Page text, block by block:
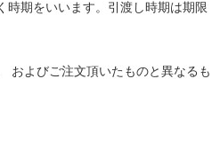
時期をいいます。引渡し時期は期限
およびご注文頂いたものと異なるも